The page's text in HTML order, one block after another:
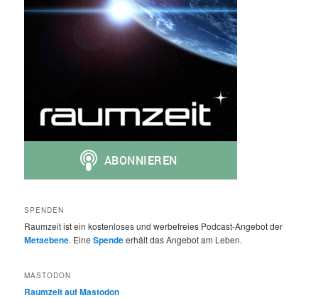
SPENDEN
Raumzeit ist ein kostenloses und werbefreies Podcast-Angebot der
Metaebene. EineSpendeerhält das Angebot am Leben.
MASTODON
Raumzeit auf Mastodon